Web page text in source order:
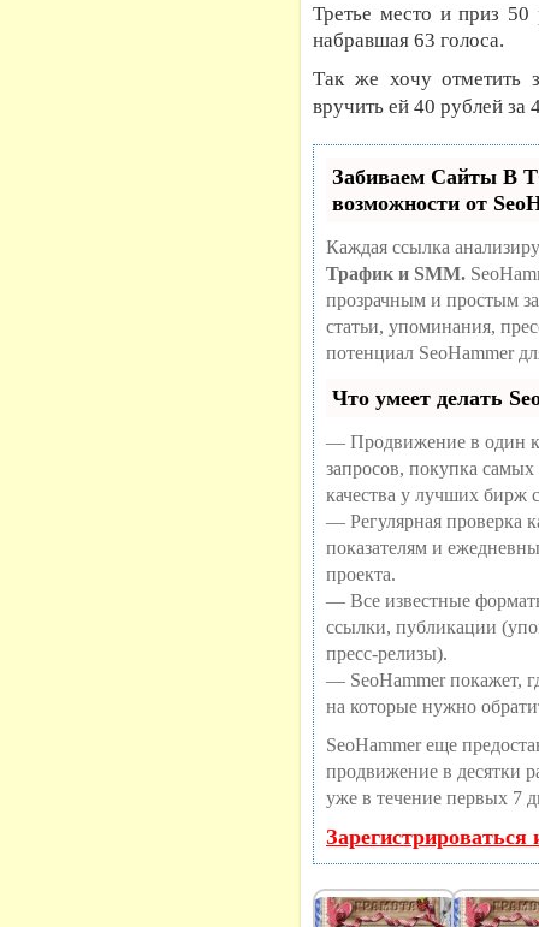
Третье место и приз
набравшая 63 голоса.
Так же хочу отметить
вручить ей 40 рублей за
Забиваем Сайты
возможности от
Каждая ссылка
Трафик и SMM.
прозрачным и простым
статьи, упоминания,
потенциал SeoHammer
Что умеет делать
— Продвижение в один
запросов, покупка
качества у лучших бирж
— Регулярная проверка
показателям и
проекта.
— Все известные
ссылки, публикации
пресс-релизы).
— SeoHammer покажет,
на которые нужно
SeoHammer еще
продвижение в десятки
уже в течение первых 7